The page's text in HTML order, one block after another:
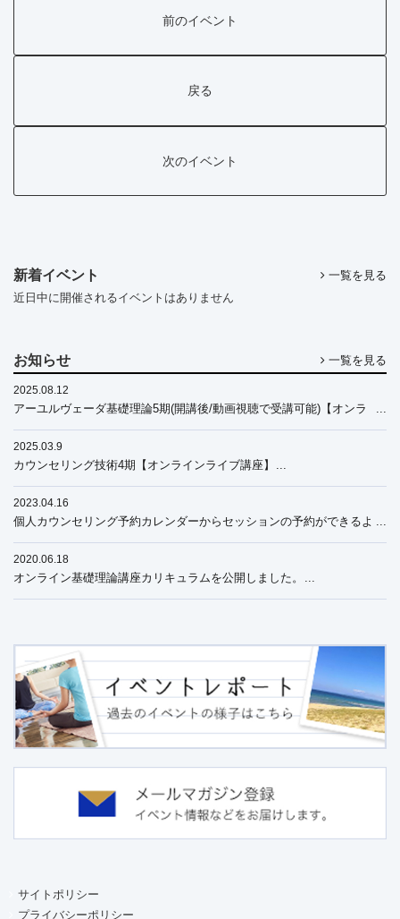
前のイベント
戻る
次のイベント
新着イベント
一覧を見る
近日中に開催されるイベントはありません
お知らせ 一覧を見る
2025.08.12
アーユルヴェーダ基礎理論5期(開講後/動画視聴で受講可能)【オンラ
2025.03.9
カウンセリング技術4期【オンラインライブ講座】
2023.04.16
個人カウンセリング予約カレンダーからセッションの予約ができるよ
2020.06.18
オンライン基礎理論講座カリキュラムを公開しました。
サイトポリシー
プライバシーポリシー